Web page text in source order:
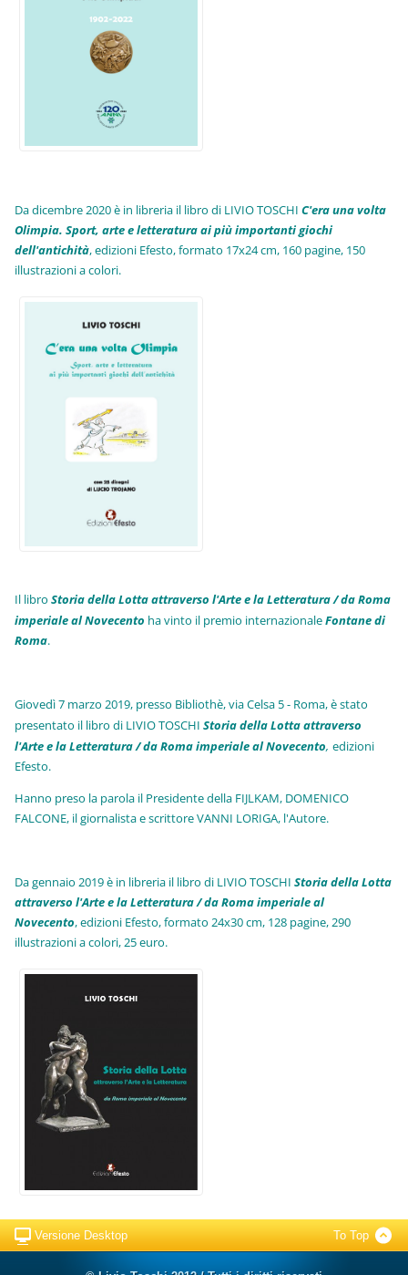
Da dicembre 2020 è in libreria il libro di LIVIO TOSCHIC'era una volta
Olimpia. Sport, arte e letteratura ai più importanti giochi
dell'antichità,edizioni Efesto, formato 17x24 cm, 160 pagine, 150
illustrazioni a colori.
Il libroStoria della Lotta attraverso l'Arte e la Letteratura / da Roma
imperiale al Novecento ha vinto il premio internazionaleFontane di
Roma.
Giovedì 7 marzo 2019, presso Bibliothè, via Celsa 5 - Roma, è stato
presentato il libro di LIVIO TOSCHIStoria della Lotta attraverso
l'Arte e la Letteratura / da Roma imperiale al Novecento, edizioni
Efesto.
Hanno preso la parola il Presidente della FIJLKAM, DOMENICO
FALCONE, il giornalista e scrittore VANNI LORIGA, l'Autore.
Da gennaio 2019 è in libreria il libro di LIVIO TOSCHIStoria della Lotta
attraverso l'Arte e la Letteratura / da Roma imperiale al
Novecento, edizioni Efesto, formato 24x30 cm, 128 pagine, 290
illustrazioni a colori, 25 euro.
Versione Desktop To Top